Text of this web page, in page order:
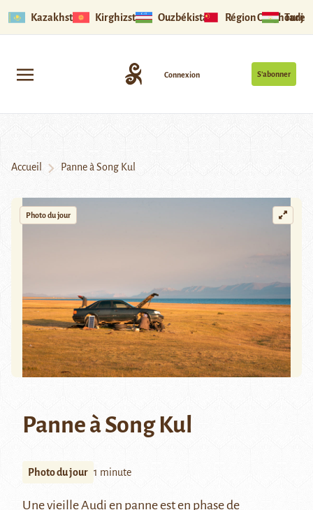
Kazakhstan Kirghizstan Ouzbékistan Région Ouïghoure
S’abonner
Connexion
Accueil Panne à Song Kul
Photo du jour
Panne à Song Kul
Photo du jour 1 minute
Une vieille Audi en panne est en phase de